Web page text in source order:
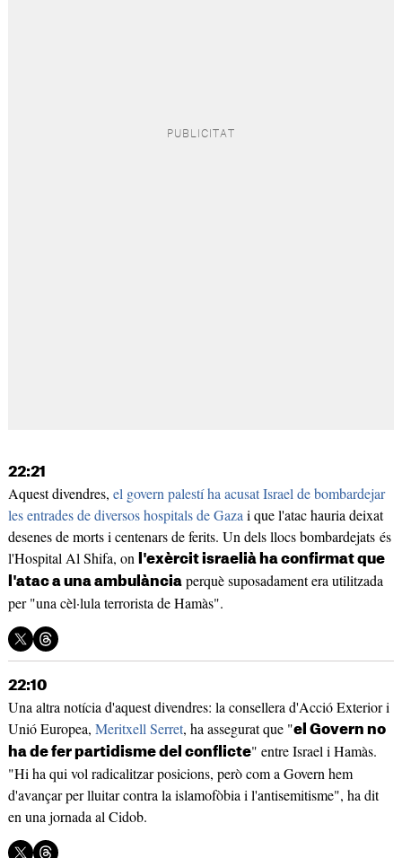
22:21
Aquest divendres, el govern palestí ha acusat Israel de bombardejar
les entrades de diversos hospitals de Gazai que l'atac hauria deixat
desenes de morts i centenars de ferits. Un dels llocs bombardejats és
l'Hospital Al Shifa, on
l'exèrcit israelià ha confirmat que
l'atac a una ambulànciaperquè suposadament era utilitzada
per "una cèl·lula terrorista de Hamàs".
22:10
Una altra notícia d'aquest divendres: la consellera d'Acció Exterior i
Unió Europea, Meritxell Serret, ha assegurat que "el Govern no
ha de fer partidisme del conflicte" entre Israel i Hamàs.
"Hi ha qui vol radicalitzar posicions, però com a Govern hem
d'avançar per lluitar contra la islamofòbia i l'antisemitisme", ha dit
en una jornada al Cidob.